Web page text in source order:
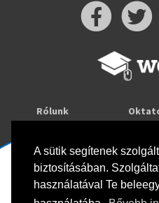
A sütik segítenek
biztosításában.
használatával Te
Rólunk